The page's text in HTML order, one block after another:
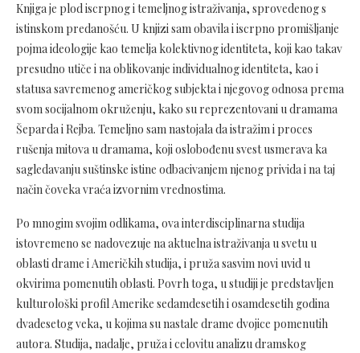
Knjiga je plod iscrpnog i temeljnog istraživanja, sprovedenog s
istinskom predanošću. U knjizi sam obavila i iscrpno promišljanje
pojma ideologije kao temelja kolektivnog identiteta, koji kao takav
presudno utiče i na oblikovanje individualnog identiteta, kao i
statusa savremenog američkog subjekta i njegovog odnosa prema
svom socijalnom okruženju, kako su reprezentovani u dramama
Šeparda i Rejba. Temeljno sam nastojala da istražim i proces
rušenja mitova u dramama, koji oslobođenu svest usmerava ka
sagledavanju suštinske istine odbacivanjem njenog privida i na taj
način čoveka vraća izvornim vrednostima.
Po mnogim svojim odlikama, ova interdisciplinarna studija
istovremeno se nadovezuje na aktuelna istraživanja u svetu u
oblasti drame i Američkih studija, i pruža sasvim novi uvid u
okvirima pomenutih oblasti. Povrh toga, u studiji je predstavljen
kulturološki profil Amerike sedamdesetih i osamdesetih godina
dvadesetog veka, u kojima su nastale drame dvojice pomenutih
autora. Studija, nadalje, pruža i celovitu analizu dramskog